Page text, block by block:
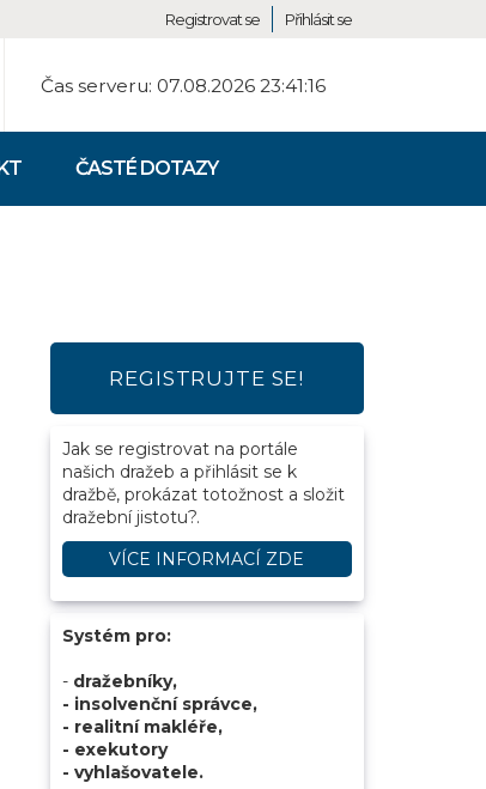
Registrovat se Přihlásit se
Čas serveru: 07.08.2026 23:41:16
ČASTÉ DOTAZY
REGISTRUJTE SE!
Jak se registrovat na portále
našich dražeb a přihlásit se k
dražbě, prokázat totožnost a složit
dražební jistotu?.
VÍCE INFORMACÍ ZDE
Systém pro:
- dražebníky,
- insolvenční správce,
- realitní makléře,
- exekutory
- vyhlašovatele.